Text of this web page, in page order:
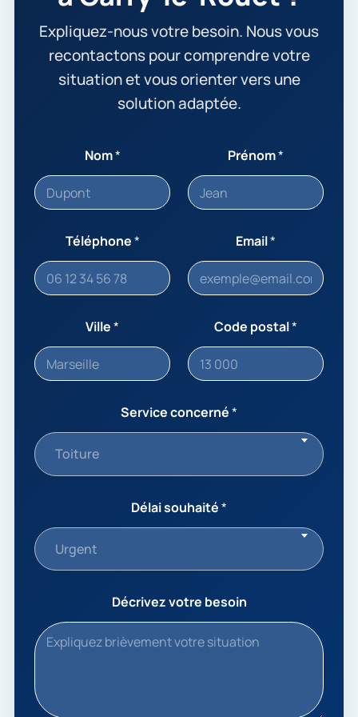
Expliquez-nous votre besoin. Nous vous
recontactons pour comprendre votre
situation et vous orienter vers une
solution adaptée.
Nom* Prénom*
Téléphone* Email*
Ville* Code postal*
Service concerné*
Toiture
Délai souhaité*
Urgent
Décrivez votre besoin